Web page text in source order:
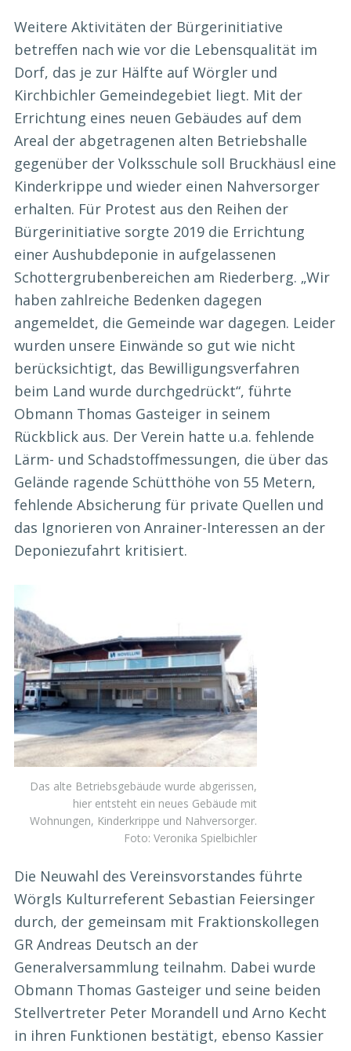
Weitere Aktivitäten der Bürgerinitiative
betreffen nach wie vor die Lebensqualität im
Dorf, das je zur Hälfte auf Wörgler und
Kirchbichler Gemeindegebiet liegt. Mit der
Errichtung eines neuen Gebäudes auf dem
Areal der abgetragenen alten Betriebshalle
gegenüber der Volksschule soll Bruckhäusl eine
Kinderkrippe und wieder einen Nahversorger
erhalten. Für Protest aus den Reihen der
Bürgerinitiative sorgte 2019 die Errichtung
einer Aushubdeponie in aufgelassenen
Schottergrubenbereichen am Riederberg. „Wir
haben zahlreiche Bedenken dagegen
angemeldet, die Gemeinde war dagegen. Leider
wurden unsere Einwände so gut wie nicht
berücksichtigt, das Bewilligungsverfahren
beim Land wurde durchgedrückt“, führte
Obmann Thomas Gasteiger in seinem
Rückblick aus. Der Verein hatte u.a. fehlende
Lärm- und Schadstoffmessungen, die über das
Gelände ragende Schütthöhe von 55 Metern,
fehlende Absicherung für private Quellen und
das Ignorieren von Anrainer-Interessen an der
Deponiezufahrt kritisiert.
Das alte Betriebsgebäude wurde abgerissen,
hier entsteht ein neues Gebäude mit
Wohnungen, Kinderkrippe und Nahversorger.
Foto: Veronika Spielbichler
Die Neuwahl des Vereinsvorstandes führte
Wörgls Kulturreferent Sebastian Feiersinger
durch, der gemeinsam mit Fraktionskollegen
GR Andreas Deutsch an der
Generalversammlung teilnahm. Dabei wurde
Obmann Thomas Gasteiger und seine beiden
Stellvertreter Peter Morandell und Arno Kecht
in ihren Funktionen bestätigt, ebenso Kassier